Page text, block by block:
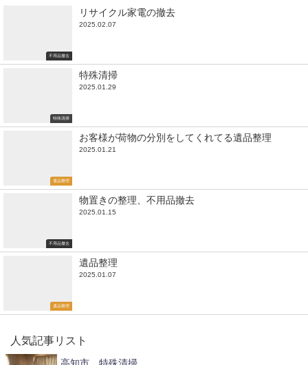
不用品撤去
リサイクル家電の撤去
2025.02.07
特殊清掃
特殊清掃
2025.01.29
遺品整理
お客様が荷物の分別をしてくれてる遺品整理
2025.01.21
不用品撤去
物置きの整理、不用品撤去
2025.01.15
遺品整理
遺品整理
2025.01.07
人気記事リスト
高知市 特殊清掃